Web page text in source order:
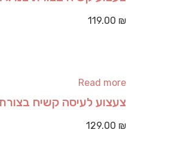
119.00 ₪
Read more
צעצוע לעיסה קשיח בצורת צמיג
129.00 ₪